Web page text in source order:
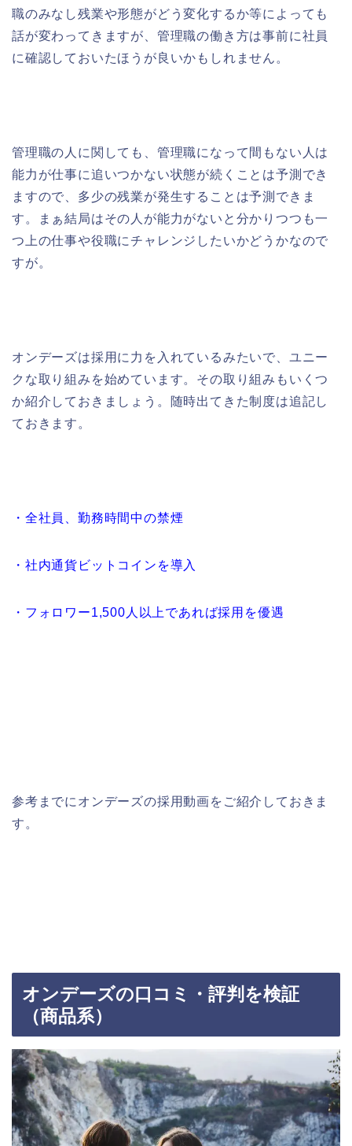
職のみなし残業や形態がどう変化するか等によっても
話が変わってきますが、管理職の働き方は事前に社員
に確認しておいたほうが良いかもしれません。
管理職の人に関しても、管理職になって間もない人は
能力が仕事に追いつかない状態が続くことは予測でき
ますので、多少の残業が発生することは予測できま
す。まぁ結局はその人が能力がないと分かりつつも一
つ上の仕事や役職にチャレンジしたいかどうかなので
すが。
オンデーズは採用に力を入れているみたいで、ユニー
クな取り組みを始めています。その取り組みもいくつ
か紹介しておきましょう。随時出てきた制度は追記し
ておきます。
・全社員、勤務時間中の禁煙
・社内通貨ビットコインを導入
・フォロワー1,500人以上であれば採用を優遇
参考までにオンデーズの採用動画をご紹介しておきま
す。
オンデーズの口コミ・評判を検証
（商品系）